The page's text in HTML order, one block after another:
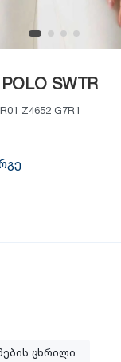
SWTR
Z4652 G7R1
ცხრილი